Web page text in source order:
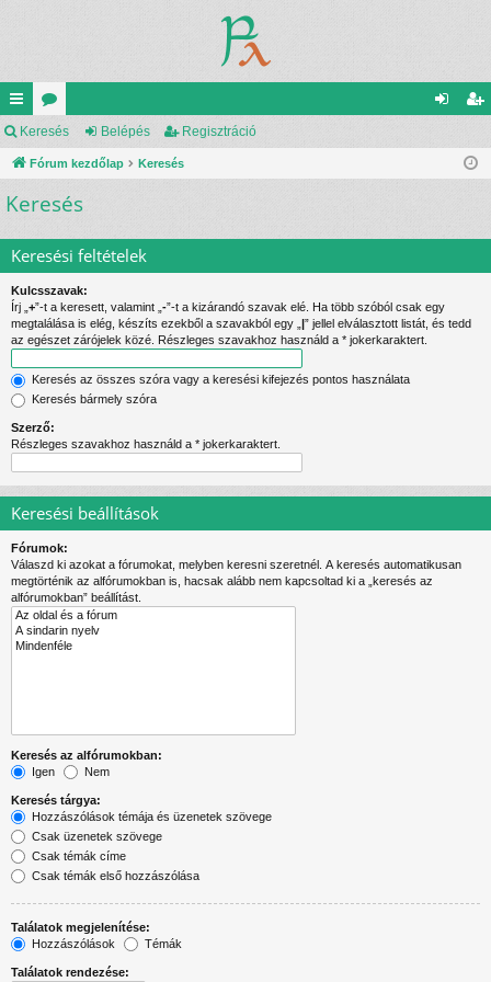
yo
rs
lin
k
ór
u
m
is
Keresés Belépés Regisztráció
Fórum kezdőlap Keresés
Keresés
Keresési feltételek
Kulcsszavak:
Írj „ +”-t a keresett, valamint „ -”-t a kizárandó szavak elé. Ha több szóból csak egy
megtalálása is elég, készíts ezekből a szavakból egy „ |” jellel elválasztott listát, és tedd
az egészet zárójelek közé. Részleges szavakhoz használd a * jokerkaraktert.
Keresés az összes szóra vagy a keresési kifejezés pontos használata
Keresés bármely szóra
Szerző:
Részleges szavakhoz használd a * jokerkaraktert.
Keresési beállítások
Fórumok:
Válaszd ki azokat a fórumokat, melyben keresni szeretnél. A keresés automatikusan
megtörténik az alfórumokban is, hacsak alább nem kapcsoltad ki a „keresés az
alfórumokban” beállítást.
Keresés az alfórumokban:
Igen
Nem
Keresés tárgya:
Hozzászólások témája és üzenetek szövege
Csak üzenetek szövege
Csak témák címe
Csak témák első hozzászólása
Találatok megjelenítése:
Hozzászólások
Témák
Találatok rendezése: